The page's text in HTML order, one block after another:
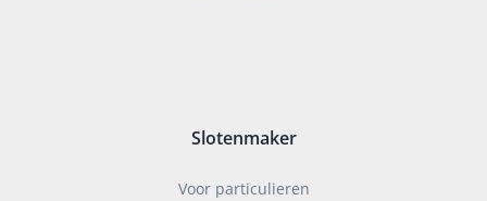
Slotenmaker
Voor particulieren